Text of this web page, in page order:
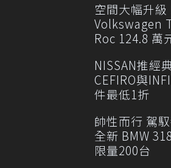
空間大幅升級
Volkswagen
Roc 124.8 萬
NISSAN推經
CEFIRO與
件最低1折
帥性而行 駕
全新 BMW
限量200台